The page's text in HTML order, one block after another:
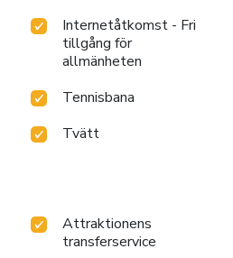
Internetåtkomst - Fri
tillgång för
allmänheten
Tennisbana
Tvätt
Attraktionens
transferservice